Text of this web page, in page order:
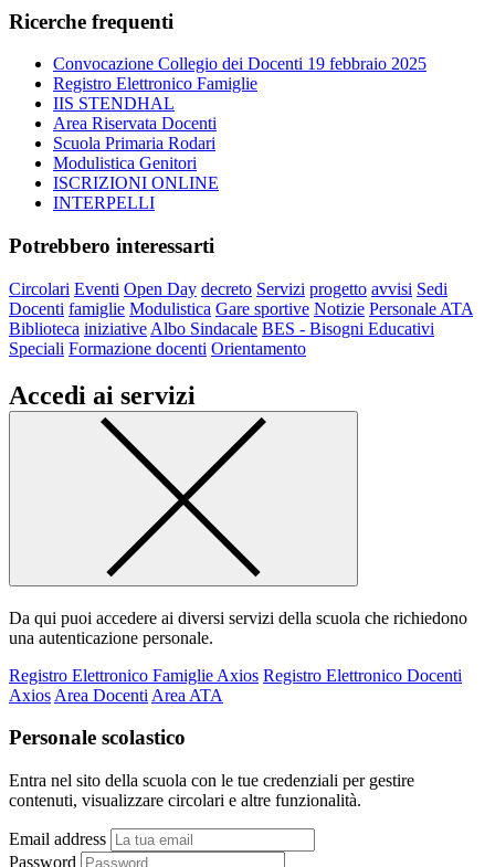
Ricerche frequenti
Convocazione Collegio dei Docenti 19 febbraio 2025
Registro Elettronico Famiglie
IIS STENDHAL
Area Riservata Docenti
Scuola Primaria Rodari
Modulistica Genitori
ISCRIZIONI ONLINE
INTERPELLI
Potrebbero interessarti
Circolari Eventi Open Day decreto Servizi progetto avvisi Sedi
Docenti famiglie Modulistica Gare sportive Notizie Personale ATA
Biblioteca iniziative Albo Sindacale BES - Bisogni Educativi
Speciali Formazione docenti Orientamento
Accedi ai servizi
Da qui puoi accedere ai diversi servizi della scuola che richiedono
una autenticazione personale.
Registro Elettronico Famiglie Axios Registro Elettronico Docenti
Axios Area Docenti Area ATA
Personale scolastico
Entra nel sito della scuola con le tue credenziali per gestire
contenuti, visualizzare circolari e altre funzionalità.
Email address
Password